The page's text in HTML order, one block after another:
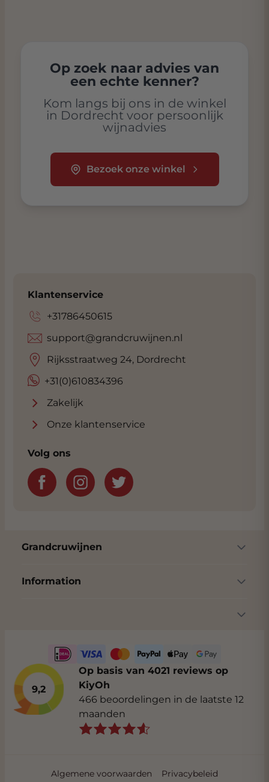
Op zoek naar advies van
een echte kenner?
Kom langs bij ons in de winkel
in Dordrecht voor persoonlijk
wijnadvies
Bezoek onze winkel
Klantenservice
+31786450615
+31(0)610834396
support@grandcruwijnen.nl
Rijksstraatweg 24, Dordrecht
Zakelijk
Onze klantenservice
Volg ons
Grandcruwijnen
Information
9,2
Op basis van 4021 reviews op
KiyOh
466 beoordelingen in de laatste 12
maanden
Algemene voorwaarden Privacybeleid